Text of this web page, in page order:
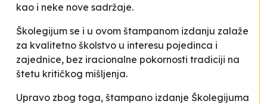
kao i neke nove sadržaje.
Školegijum se i u ovom štampanom izdanju zalaže
za kvalitetno školstvo u interesu pojedinca i
zajednice, bez iracionalne pokornosti tradiciji na
štetu kritičkog mišljenja.
Upravo zbog toga, štampano izdanje Školegijuma